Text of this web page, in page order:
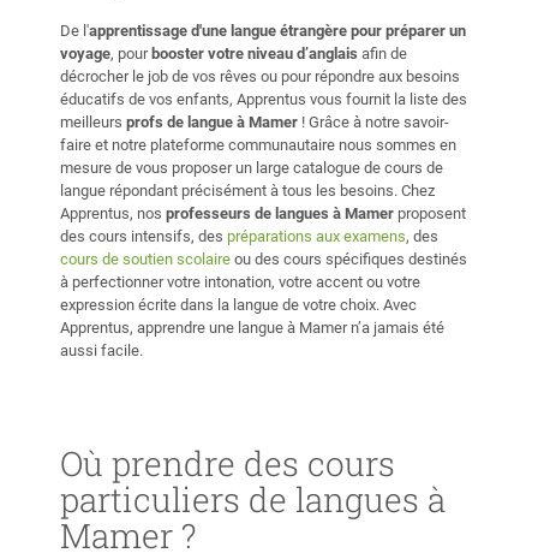
De l'apprentissage d'une langue étrangère pour préparer un
voyage, pour booster votre niveau d’anglais afin de
décrocher le job de vos rêves ou pour répondre aux besoins
éducatifs de vos enfants, Apprentus vous fournit la liste des
meilleurs profs de langue à Mamer ! Grâce à notre savoir-
faire et notre plateforme communautaire nous sommes en
mesure de vous proposer un large catalogue de cours de
langue répondant précisément à tous les besoins. Chez
Apprentus, nos professeurs de langues à Mamer proposent
des cours intensifs, des préparations aux examens, des
cours de soutien scolaire ou des cours spécifiques destinés
à perfectionner votre intonation, votre accent ou votre
expression écrite dans la langue de votre choix. Avec
Apprentus, apprendre une langue à Mamer n’a jamais été
aussi facile.
Où prendre des cours
particuliers de langues à
Mamer ?